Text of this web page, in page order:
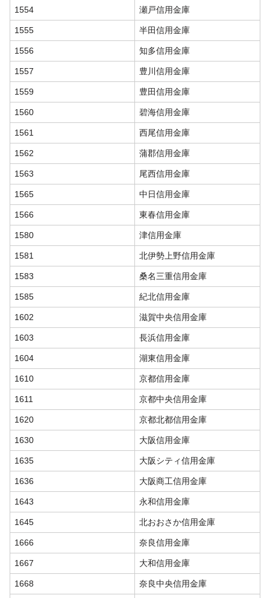
1554 瀬戸信用金庫
1555 半田信用金庫
1556 知多信用金庫
1557 豊川信用金庫
1559 豊田信用金庫
1560 碧海信用金庫
1561 西尾信用金庫
1562 蒲郡信用金庫
1563 尾西信用金庫
1565 中日信用金庫
1566 東春信用金庫
1580 津信用金庫
1581 北伊勢上野信用金庫
1583 桑名三重信用金庫
1585 紀北信用金庫
1602 滋賀中央信用金庫
1603 長浜信用金庫
1604 湖東信用金庫
1610 京都信用金庫
1611 京都中央信用金庫
1620 京都北都信用金庫
1630 大阪信用金庫
1635 大阪シティ信用金庫
1636 大阪商工信用金庫
1643 永和信用金庫
1645 北おおさか信用金庫
1666 奈良信用金庫
1667 大和信用金庫
1668 奈良中央信用金庫